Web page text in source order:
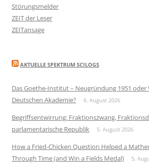
Störungsmelder
ZEIT der Leser
ZEITansage
AKTUELLE SPEKTRUM SCILOGS
Das Goethe-Institut – Neugründung 1951
Deutschen Akademie?
6. August 2026
Begriffsentwirrung: Fraktionszwang,
parlamentarische Republik
5. August 2026
How a Fried-Chicken Question Helped a
Through Time (and Win a Fields Medal)
5.